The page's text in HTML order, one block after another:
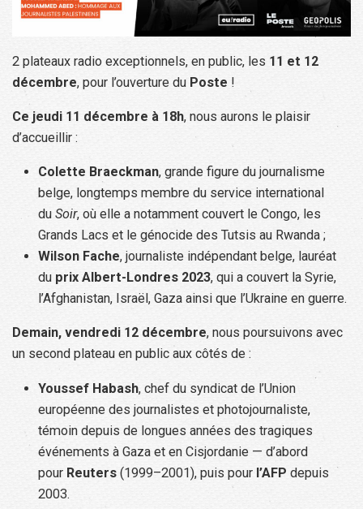
2 plateaux radio exceptionnels, en public, les 11 et 12
décembre, pour l’ouverture du Poste !
Ce jeudi 11 décembre à 18h, nous aurons le plaisir
d’accueillir :
Colette Braeckman, grande figure du journalisme
belge, longtemps membre du service international
duSoir, où elle a notamment couvert le Congo, les
Grands Lacs et le génocide des Tutsis au Rwanda ;
Wilson Fache, journaliste indépendant belge, lauréat
du prix Albert-Londres 2023, qui a couvert la Syrie,
l’Afghanistan, Israël, Gaza ainsi que l’Ukraine en guerre.
Demain, vendredi 12 décembre, nous poursuivons avec
un second plateau en public aux côtés de :
Youssef Habash, chef du syndicat de l’Union
européenne des journalistes et photojournaliste,
témoin depuis de longues années des tragiques
événements à Gaza et en Cisjordanie — d’abord
pour Reuters (1999–2001), puis pour l’AFP depuis
2003.